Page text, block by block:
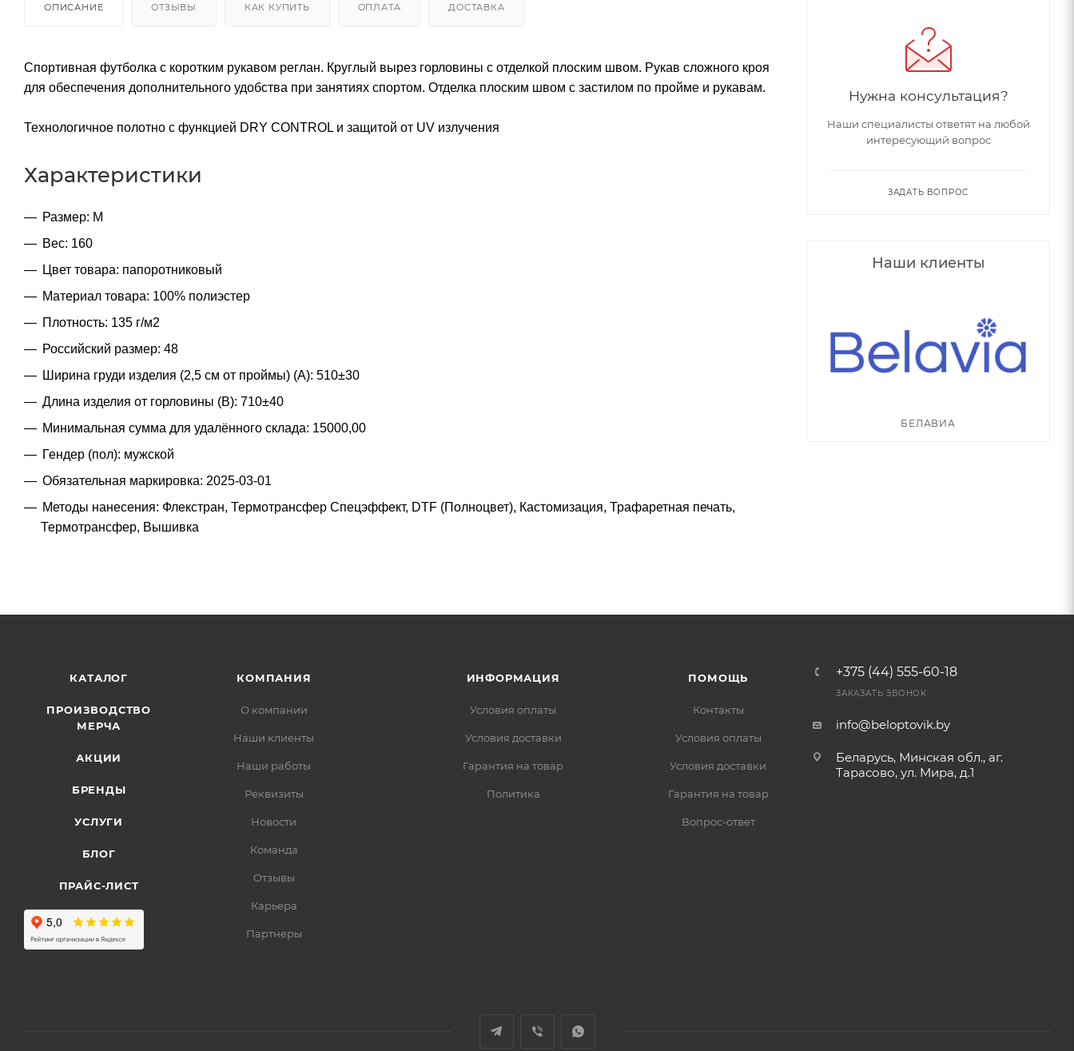
ОПИСАНИЕ ОТЗЫВЫ КАК КУПИТЬ ОПЛАТА ДОСТАВКА
Спортивная футболка с коротким рукавом реглан. Круглый вырез горловины с отделкой плоским швом. Рукав сложного кроя
для обеспечения дополнительного удобства при занятиях спортом. Отделка плоским швом с застилом по пройме и рукавам.
Технологичное полотно с функцией DRY CONTROL и защитой от UV излучения
Характеристики
Размер: M
Вес: 160
Цвет товара: папоротниковый
Материал товара: 100% полиэстер
Плотность: 135 г/м2
Российский размер: 48
Ширина груди изделия (2,5 см от проймы) (A): 510±30
Длина изделия от горловины (B): 710±40
Минимальная сумма для удалённого склада: 15000,00
Гендер (пол): мужской
Обязательная маркировка: 2025-03-01
Методы нанесения: Флекстран, Термотрансфер Спецэффект, DTF (Полноцвет), Кастомизация, Трафаретная печать,
Термотрансфер, Вышивка
Нужна консультация?
Наши специалисты ответят на любой
интересующий вопрос
ЗАДАТЬ ВОПРОС
Наши клиенты
БЕЛАВИА
КАТАЛОГ
ПРОИЗВОДСТВО
МЕРЧА
АКЦИИ
БРЕНДЫ
УСЛУГИ
БЛОГ
ПРАЙС-ЛИСТ
КОМПАНИЯ
О компании
Наши клиенты
Наши работы
Реквизиты
Новости
Команда
Отзывы
Карьера
Партнеры
ИНФОРМАЦИЯ
Условия оплаты
Условия доставки
Гарантия на товар
Политика
ПОМОЩЬ
Контакты
Условия оплаты
Условия доставки
Гарантия на товар
Вопрос-ответ
+375 (44) 555-60-18
ЗАКАЗАТЬ ЗВОНОК
info@beloptovik.by
Беларусь, Минская обл., аг.
Тарасово, ул. Мира, д.1